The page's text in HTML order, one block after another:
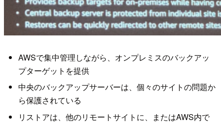
AWSで集中管理しながら、オンプレミスのバックアッ
プターゲットを提供
中央のバックアップサーバーは、個々のサイトの問題か
ら保護されている
リストアは、他のリモートサイトに、またはAWS内で